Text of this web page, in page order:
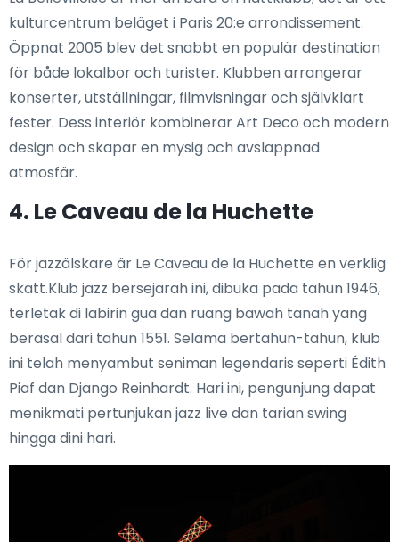
kulturcentrum beläget i Paris 20:e arrondissement.
Öppnat 2005 blev det snabbt en populär destination
för både lokalbor och turister. Klubben arrangerar
konserter, utställningar, filmvisningar och självklart
fester. Dess interiör kombinerar Art Deco och modern
design och skapar en mysig och avslappnad
atmosfär.
4. Le Caveau de la Huchette
För jazzälskare är Le Caveau de la Huchette en verklig
skatt.Klub jazz bersejarah ini, dibuka pada tahun 1946,
terletak di labirin gua dan ruang bawah tanah yang
berasal dari tahun 1551. Selama bertahun-tahun, klub
ini telah menyambut seniman legendaris seperti Édith
Piaf dan Django Reinhardt. Hari ini, pengunjung dapat
menikmati pertunjukan jazz live dan tarian swing
hingga dini hari.